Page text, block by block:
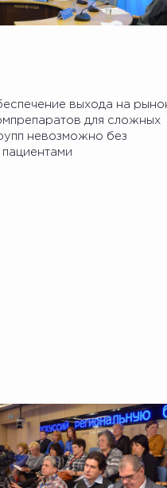
выхода на
для сложных
невозможно без